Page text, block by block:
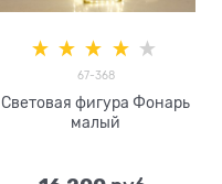
67-368
Световая фигура Фонарь
малый